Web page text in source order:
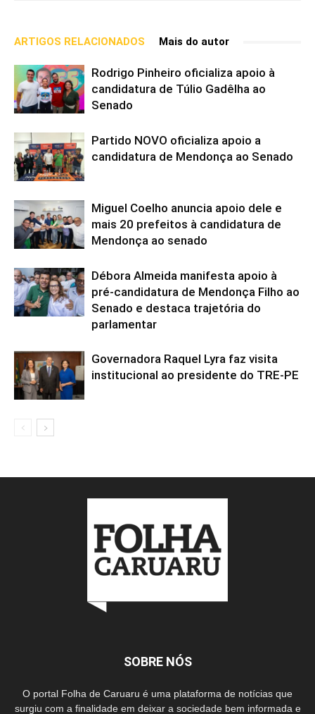
ARTIGOS RELACIONADOS Mais do autor
Rodrigo Pinheiro oficializa apoio à
candidatura de Túlio Gadêlha ao
Senado
Partido NOVO oficializa apoio a
candidatura de Mendonça ao Senado
Miguel Coelho anuncia apoio dele e
mais 20 prefeitos à candidatura de
Mendonça ao senado
Débora Almeida manifesta apoio à
pré-candidatura de Mendonça Filho ao
Senado e destaca trajetória do
parlamentar
Governadora Raquel Lyra faz visita
institucional ao presidente do TRE-PE
SOBRE NÓS
O portal Folha de Caruaru é uma plataforma de notícias que
surgiu com a finalidade em deixar a sociedade bem informada e